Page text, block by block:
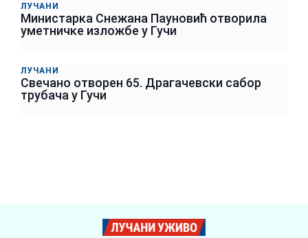
ЛУЧАНИ
Министарка Снежана Пауновић отворила
уметничке изложбе у Гучи
ЛУЧАНИ
Свечано отворен 65. Драгачевски сабор
трубача у Гучи